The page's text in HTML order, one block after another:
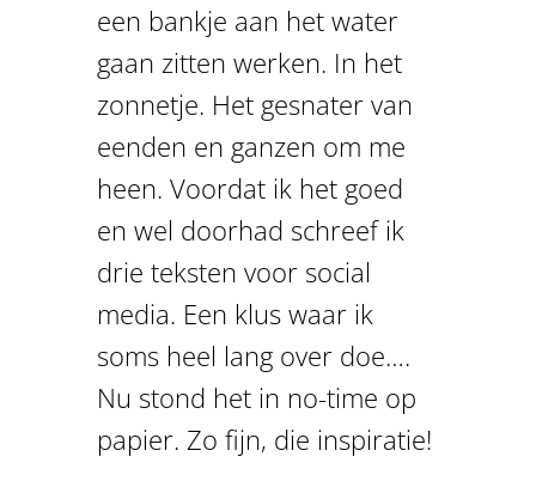
een bankje aan het water
gaan zitten werken. In het
zonnetje. Het gesnater van
eenden en ganzen om me
heen. Voordat ik het goed
en wel doorhad schreef ik
drie teksten voor social
media. Een klus waar ik
soms heel lang over doe….
Nu stond het in no-time op
papier. Zo fijn, die inspiratie!